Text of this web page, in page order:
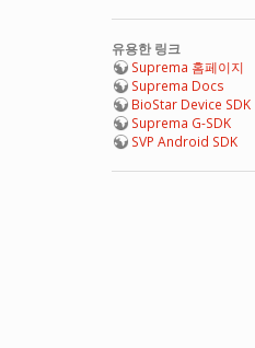
유용한 링크
Suprema 홈페이지
Suprema Docs
BioStar Device SDK
Suprema G-SDK
SVP Android SDK